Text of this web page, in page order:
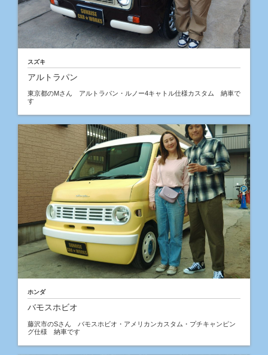
スズキ
アルトラパン
東京都のMさん アルトラパン・ルノー4キャトル仕様カスタム 納車で
す
ホンダ
バモスホビオ
藤沢市のSさん バモスホビオ・アメリカンカスタム・プチキャンピン
グ仕様 納車です